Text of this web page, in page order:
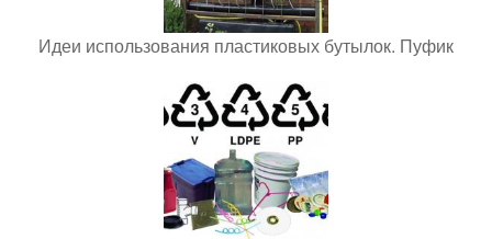
Идеи использования пластиковых бутылок. Пуфик